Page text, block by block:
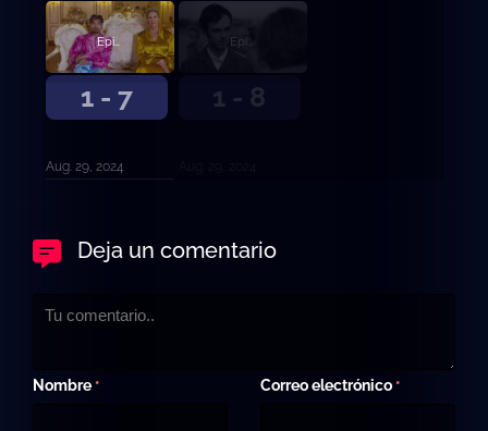
1 - 7
Aug. 29, 2024
1 - 8
Deja un comentario
Nombre * Correo electrónico *